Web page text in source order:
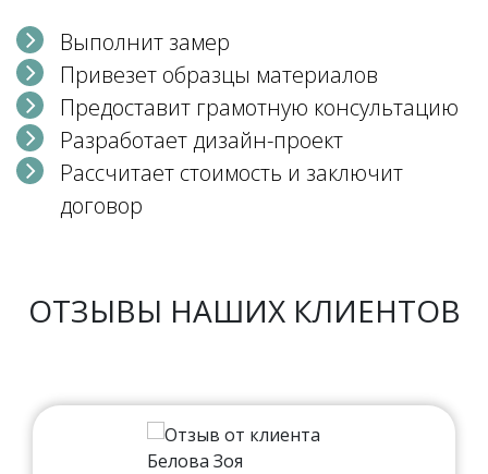
Выполнит замер
Привезет образцы материалов
Предоставит грамотную консультацию
Разработает дизайн-проект
Рассчитает стоимость и заключит
договор
ОТЗЫВЫ НАШИХ КЛИЕНТОВ